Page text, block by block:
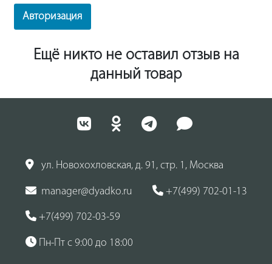
Авторизация
Ещё никто не оставил отзыв на
данный товар
ул. Новохохловская, д. 91, стр. 1, Москва
manager@dyadko.ru +7(499) 702-01-13
+7(499) 702-03-59
Пн-Пт с 9:00 до 18:00